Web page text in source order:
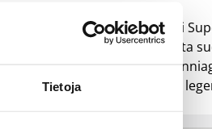
Tietoja
Keturi on yksi
23. toukokuuta
koripallon
nostettavista